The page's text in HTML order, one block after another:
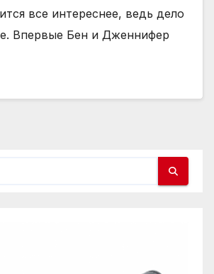
все интереснее, ведь дело
Впервые Бен и Дженнифер